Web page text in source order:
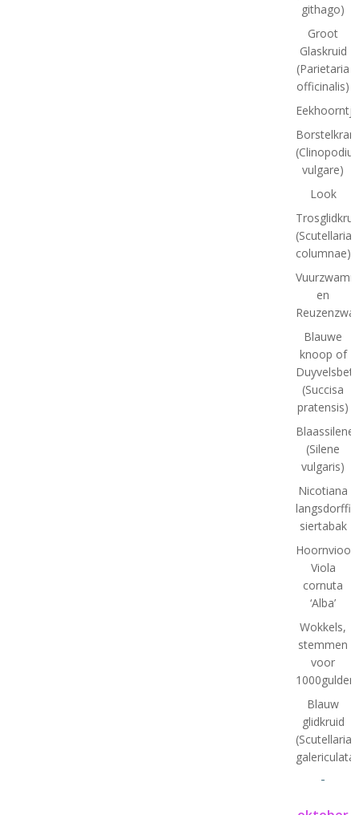
githago)
Groot
Glaskruid
(Parietaria
officinalis)
vulgare)
Look
(Scutellaria
columnae)
en
Blauwe
knoop of
Duyvelsbete
(Succisa
pratensis)
Blaassilene
(Silene
vulgaris)
Nicotiana
langsdorffii:
siertabak
Viola
cornuta
‘Alba’
Wokkels,
stemmen
voor
Blauw
glidkruid
(Scutellaria
galericulata)
-